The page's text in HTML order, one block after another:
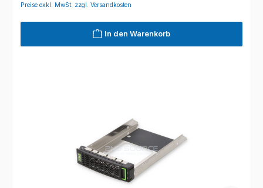
Preise exkl. MwSt. zzgl. Versandkosten
In den Warenkorb